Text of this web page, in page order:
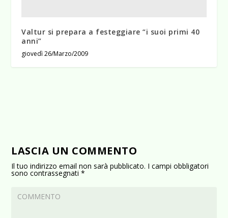
Valtur si prepara a festeggiare “i suoi primi 40
anni”
giovedì 26/Marzo/2009
LASCIA UN COMMENTO
Il tuo indirizzo email non sarà pubblicato. I campi obbligatori
sono contrassegnati*